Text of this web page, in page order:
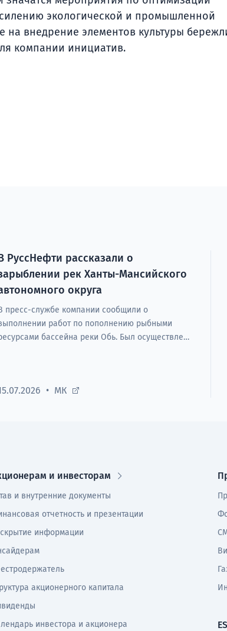
экологической и промышленной
на внедрение элементов культуры
компании инициатив.
РуссНефти рассказали о
рек Ханты-Мансийского
округа
пресс-службе компании сообщили о
работ по пополнению рыбными
бассейна реки Обь. Был осуществлен
МК
и инвесторам
и внутренние документы
отчетность и презентации
информации
акционерного капитала
инвестора и акционера